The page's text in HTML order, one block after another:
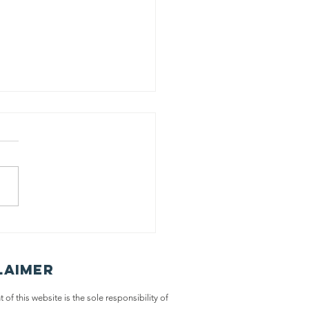
of this website is the sole responsibility of